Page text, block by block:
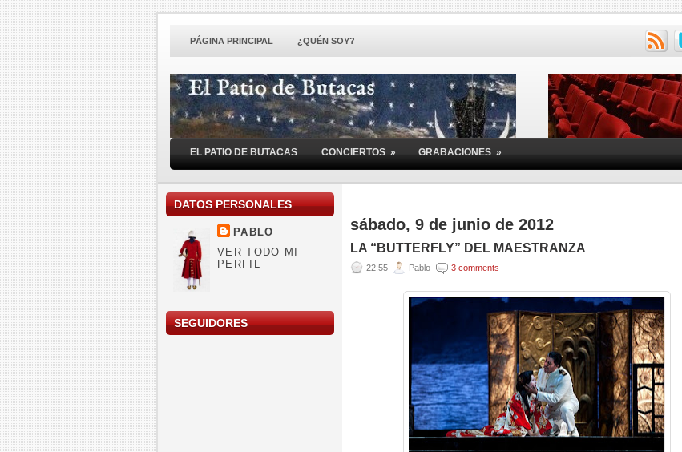
PÁGINA PRINCIPAL ¿QUÉN SOY?
EL PATIO DE BUTACAS CONCIERTOS » GRABACIONES »
DATOS PERSONALES
PABLO
VER TODO MI
PERFIL
SEGUIDORES
sábado, 9 de junio de 2012
LA “BUTTERFLY” DEL MAESTRANZA
22:55 Pablo 3 comments